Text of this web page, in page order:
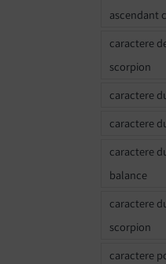
ascendant
caractere
scorpion
caractere
caractere
caractere
balance
caractere
scorpion
caractere